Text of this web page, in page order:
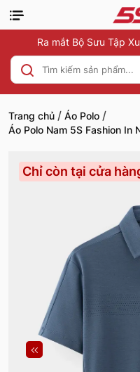
Ra mắt Bộ Sưu Tập
Trang chủ / Áo Polo /
Áo Polo Nam 5S Fashion In
Chỉ còn tại cửa